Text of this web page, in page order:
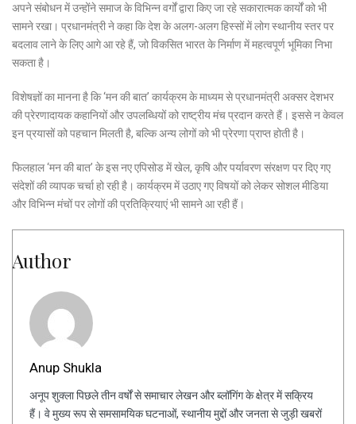
अपने संबोधन में उन्होंने समाज के विभिन्न वर्गों द्वारा किए जा रहे सकारात्मक कार्यों को भी
सामने रखा। प्रधानमंत्री ने कहा कि देश के अलग-अलग हिस्सों में लोग स्थानीय स्तर पर
बदलाव लाने के लिए आगे आ रहे हैं, जो विकसित भारत के निर्माण में महत्वपूर्ण भूमिका निभा
सकता है।
विशेषज्ञों का मानना है कि ‘मन की बात’ कार्यक्रम के माध्यम से प्रधानमंत्री अक्सर देशभर
की प्रेरणादायक कहानियों और उपलब्धियों को राष्ट्रीय मंच प्रदान करते हैं। इससे न केवल
इन प्रयासों को पहचान मिलती है, बल्कि अन्य लोगों को भी प्रेरणा प्राप्त होती है।
फिलहाल ‘मन की बात’ के इस नए एपिसोड में खेल, कृषि और पर्यावरण संरक्षण पर दिए गए
संदेशों की व्यापक चर्चा हो रही है। कार्यक्रम में उठाए गए विषयों को लेकर सोशल मीडिया
और विभिन्न मंचों पर लोगों की प्रतिक्रियाएं भी सामने आ रही हैं।
Author
Anup Shukla
अनूप शुक्ला पिछले तीन वर्षों से समाचार लेखन और ब्लॉगिंग के क्षेत्र में सक्रिय
हैं। वे मुख्य रूप से समसामयिक घटनाओं, स्थानीय मुद्दों और जनता से जुड़ी खबरों